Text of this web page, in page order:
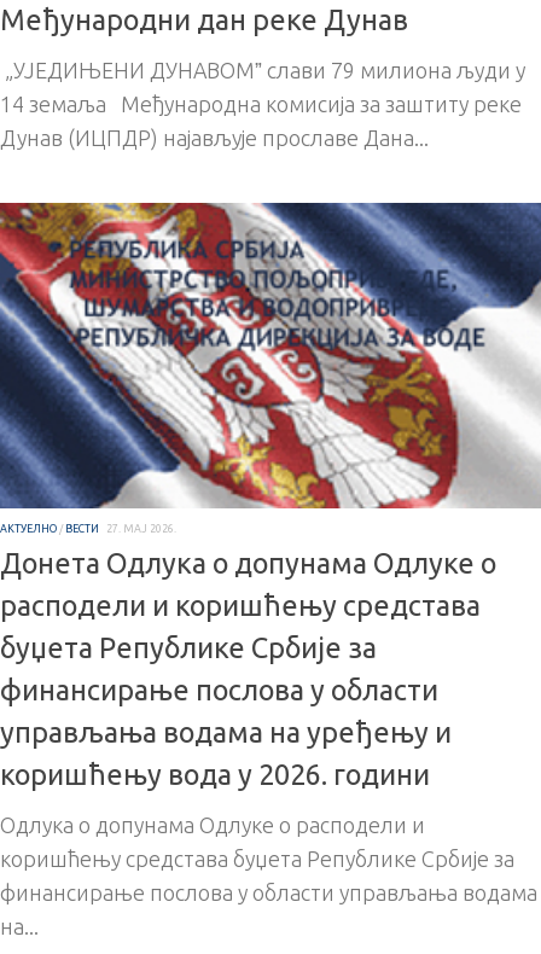
Међународни дан реке Дунав
„УЈЕДИЊЕНИ ДУНАВОМˮ слави 79 милиона људи у
14 земаља Међународна комисија за заштиту реке
Дунав (ИЦПДР) најављује прославе Дана...
АКТУЕЛНО / ВЕСТИ 27. МАЈ 2026.
Донета Одлука о допунама Одлуке о
расподели и коришћењу средстава
буџета Републике Србије за
финансирање послова у области
управљања водама на уређењу и
коришћењу вода у 2026. години
Одлука о допунама Одлуке о расподели и
коришћењу средстава буџета Републике Србије за
финансирање послова у области управљања водама
на...